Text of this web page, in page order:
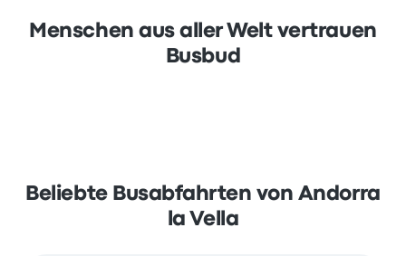
Menschen aus aller Welt vertrauen
Busbud
Beliebte Busabfahrten von Andorra
la Vella